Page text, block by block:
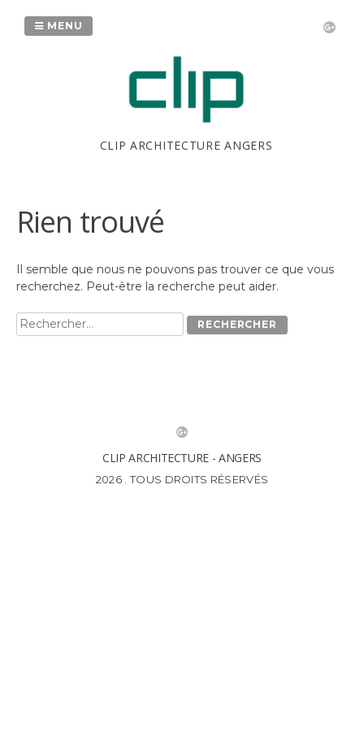
CLIP ARCHITECTURE ANGERS
MENU
Rien trouvé
Il semble que nous ne pouvons pas trouver ce que vous
recherchez. Peut-être la recherche peut aider.
Rechercher :
CLIP ARCHITECTURE - ANGERS
2026 . TOUS DROITS RÉSERVÉS